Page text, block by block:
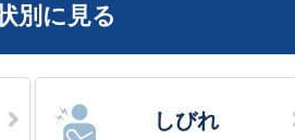
別に見る
しびれ